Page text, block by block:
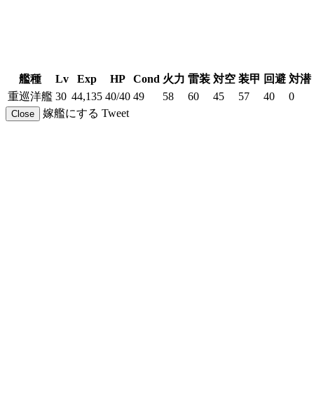
艦種 Lv Exp HP Cond 火力 雷装 対空 装甲 回避 対潜
重巡洋艦 30 44,135 40/40 49 58 60 45 57 40 0
Close 嫁艦にする Tweet